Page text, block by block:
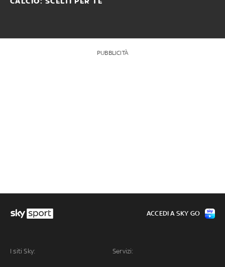
PUBBLICITÀ
I siti Sky: Servizi:
ACCEDI A SKY GO